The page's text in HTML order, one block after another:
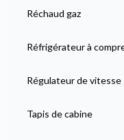
Réchaud gaz
Réfrigérateur à
Régulateur de vitesse
Tapis de cabine